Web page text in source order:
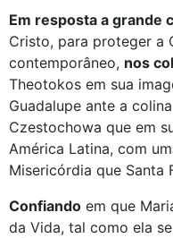
Em resposta a grande
Cristo, para proteger a
contemporâneo, nos
Theotokos em sua
Guadalupe ante a
Czestochowa que em
América Latina, com
Misericórdia que Santa
Confiando em que
da Vida, tal como ela